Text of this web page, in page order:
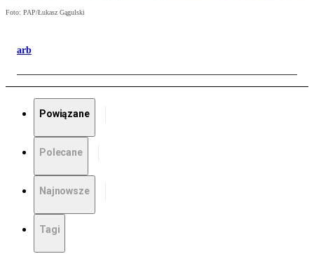
Foto: PAP/Łukasz Gągulski
arb
Powiązane
Polecane
Najnowsze
Tagi